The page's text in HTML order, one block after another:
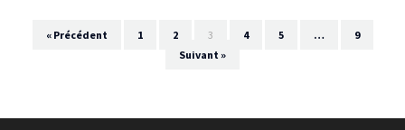
« Précédent 1 2 3 4 5 …
9
Suivant »